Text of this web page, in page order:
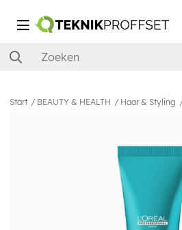
Start BEAUTY & HEALTH Haar & Styling